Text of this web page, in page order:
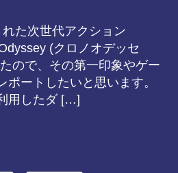
た次世代アクション
(クロノオデッセ
ので、その第一印象やゲー
ポートしたいと思います。
用したダ […]